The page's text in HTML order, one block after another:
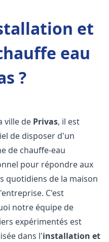
et
eau
?
ville de Privas, il est
de disposer d'un
de chauffe-eau
pour répondre aux
quotidiens de la maison
C'est
notre équipe de
expérimentés est
dans l'installation et